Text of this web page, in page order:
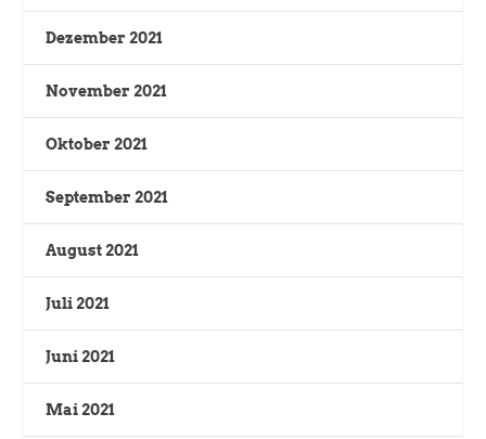
Dezember 2021
November 2021
Oktober 2021
September 2021
August 2021
Juli 2021
Juni 2021
Mai 2021